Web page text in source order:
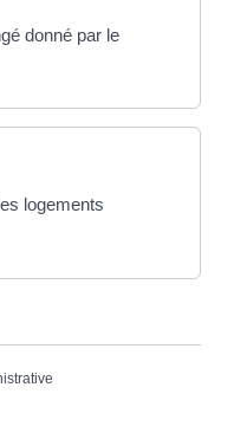
donné par le
logements